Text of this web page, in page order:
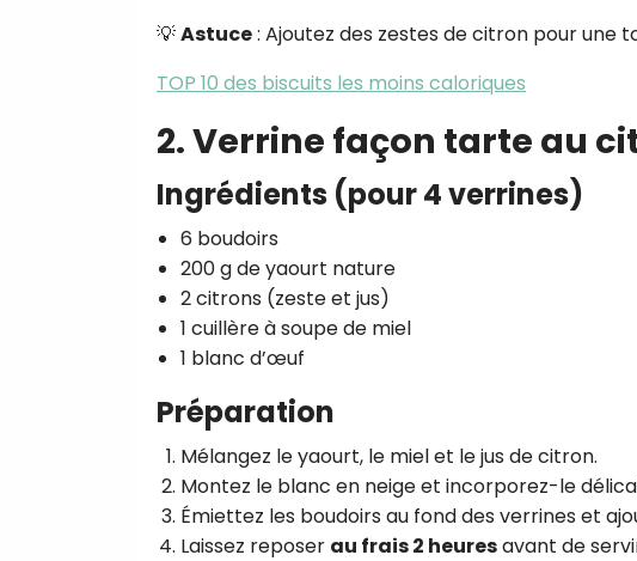
💡Astuce: Ajoutez des zestes de citron pour une
TOP 10 des biscuits les moins caloriques
2. Verrine façon tarte au
Ingrédients (pour 4 verrines)
6 boudoirs
200 g de yaourt nature
2 citrons (zeste et jus)
1 cuillère à soupe de miel
1 blanc d’œuf
Préparation
Mélangez le yaourt, le miel et le jus de citron.
Montez le blanc en neige et incorporez-le
Émiettez les boudoirs au fond des verrines et
Laissez reposer au frais 2 heuresavant de